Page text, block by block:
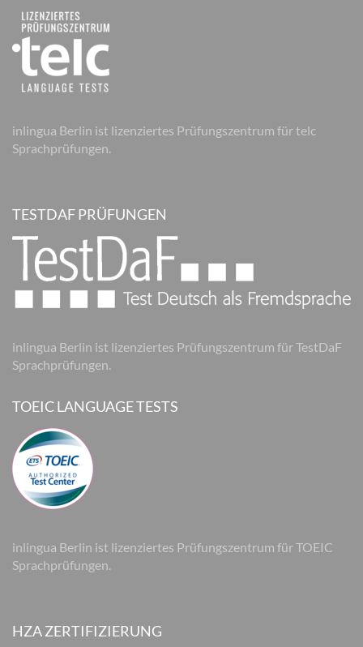
inlingua Berlin ist lizenziertes Prüfungszentrum für telc
Sprachprüfungen.
TESTDAF PRÜFUNGEN
inlingua Berlin ist lizenziertes Prüfungszentrum für TestDaF
Sprachprüfungen.
TOEIC LANGUAGE TESTS
inlingua Berlin ist lizenziertes Prüfungszentrum für TOEIC
Sprachprüfungen.
HZA ZERTIFIZIERUNG